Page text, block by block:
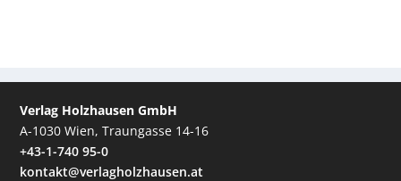
Verlag Holzhausen GmbH
A-1030 Wien, Traungasse 14-16
+43-1-740 95-0
kontakt@verlagholzhausen.at